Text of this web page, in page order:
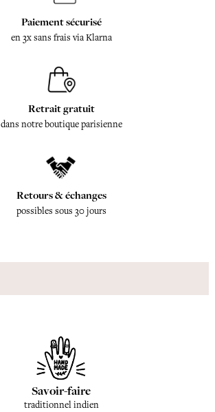
Paiement sécurisé
en 3x sans frais via Klarna
Retrait gratuit
dans notre boutique parisienne
Retours & échanges
possibles sous 30 jours
Savoir-faire
traditionnel indien